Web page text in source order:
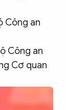
Công an
Công an
Cơ quan